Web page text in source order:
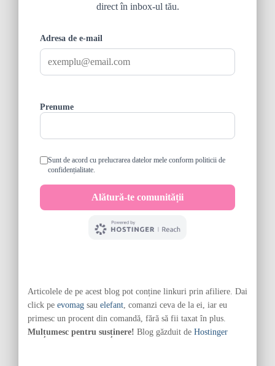
Articolele de pe acest blog pot conține linkuri prin afiliere. Dai
click pe evomag sau elefant, comanzi ceva de la ei, iar eu
primesc un procent din comandă, fără să fii taxat în plus.
Mulțumesc pentru susținere! Blog găzduit de Hostinger